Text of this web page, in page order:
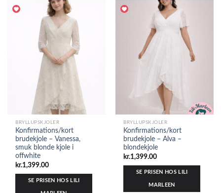
BRYLLUPSKJOLER
Konfirmations/kort
brudekjole – Vanessa,
smuk blonde kjole i
offwhite
kr.1,399.00
SE PRISEN HOS LILI
BRYLLUPSKJOLER
Konfirmations/kort
brudekjole – Alva –
blondekjole
kr.1,399.00
SE PRISEN HOS LILI
MARLEEN